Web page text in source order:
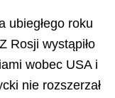
ubiegłego roku
Rosji wystąpiło
wobec USA i
nie rozszerzał